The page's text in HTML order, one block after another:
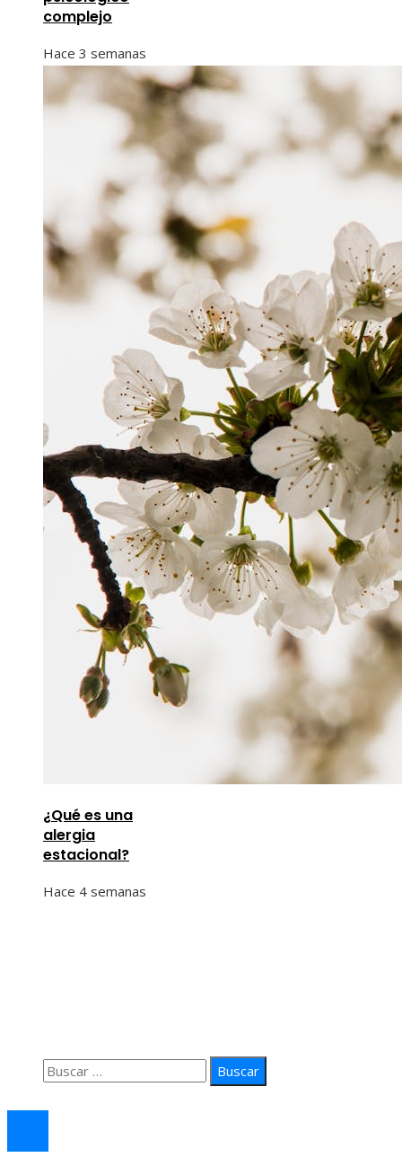
complejo
Hace 3 semanas
¿Qué es una
alergia
estacional?
Hace 4 semanas
Buscar: